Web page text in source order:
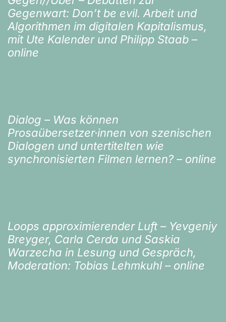
Gegenwart: Don’t be evil. Arbeit und
Algorithmen im digitalen Kapitalismus,
mit Ute Kalender und Philipp Staab –
online
Dialog – Was können
Prosaübersetzer·innen von szenischen
Dialogen und untertitelten wie
synchronisierten Filmen lernen? – online
Loops approximierender Luft – Yevgeniy
Breyger, Carla Cerda und Saskia
Warzecha in Lesung und Gespräch,
Moderation: Tobias Lehmkuhl – online